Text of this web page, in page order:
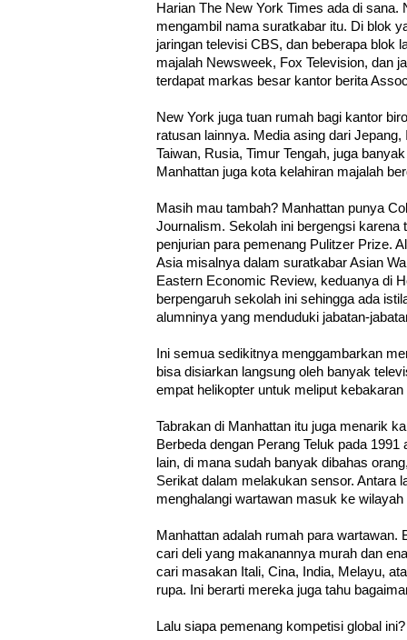
Harian The New York Times ada di sana.
mengambil nama suratkabar itu. Di blok
jaringan televisi CBS, dan beberapa blok
majalah Newsweek, Fox Television, dan
terdapat markas besar kantor berita
New York juga tuan rumah bagi kantor
ratusan lainnya. Media asing dari
Taiwan, Rusia, Timur Tengah, juga
Manhattan juga kota kelahiran majalah
Masih mau tambah? Manhattan punya
Journalism. Sekolah ini bergengsi karena
penjurian para pemenang Pulitzer Prize.
Asia misalnya dalam suratkabar Asian
Eastern Economic Review, keduanya di
berpengaruh sekolah ini sehingga ada
alumninya yang menduduki jabatan-
Ini semua sedikitnya menggambarkan
bisa disiarkan langsung oleh banyak
empat helikopter untuk meliput
Tabrakan di Manhattan itu juga menarik
Berbeda dengan Perang Teluk pada
lain, di mana sudah banyak dibahas
Serikat dalam melakukan sensor. Antara
menghalangi wartawan masuk ke
Manhattan adalah rumah para wartawan.
cari deli yang makanannya murah dan
cari masakan Itali, Cina, India, Melayu,
rupa. Ini berarti mereka juga tahu
Lalu siapa pemenang kompetisi global ini?